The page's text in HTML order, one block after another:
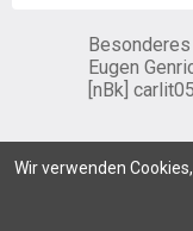
Wir verwenden
Besonderes
Eugen
[nBk] carlit05